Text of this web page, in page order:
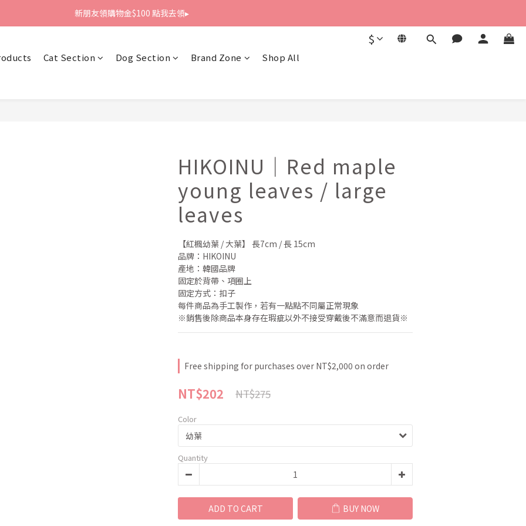
新朋友領購物金$100 點我去領▸
新朋友領購物金$100 點我去領▸
新朋友領購物金$100 點我去領▸
$
Cat Section Dog Section Brand Zone
Shop All
HIKOINU｜Red maple
young leaves / large
leaves
【紅楓幼葉 / 大葉】 長7cm / 長 15cm
品牌：HIKOINU
產地：韓國品牌
固定於背帶、項圈上
固定方式：扣子
每件商品為手工製作，若有一點點不同屬正常現象
※銷售後除商品本身存在瑕疵以外不接受穿戴後不滿意而退貨※
Free shipping for purchases over NT$2,000 on order
NT$275
NT$202
Color
Quantity
ADD TO CART BUY NOW